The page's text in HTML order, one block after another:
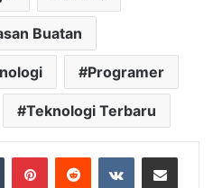
Buatan
Programer
Teknologi Terbaru
Tumblr PinterestReddit VKontakteShare via Email